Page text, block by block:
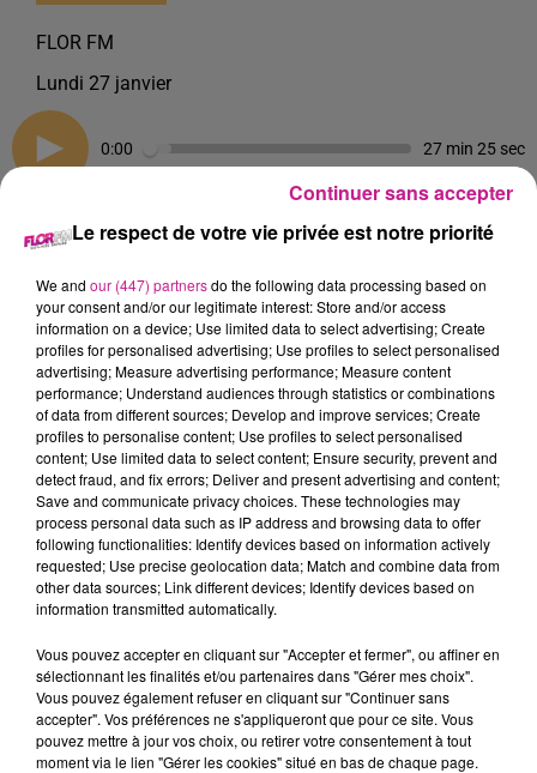
FLOR FM
Lundi 27 janvier
0:00 27 min 25 sec
27 janvier 2025 - 27 min 25 sec
LE 7-10 DU 27 JANVIER
Retrouvez les meilleurs moments du 7-10 Alsace avecM2
Color, votre façadier dans le Haut-Rhin.
TITRES DIFFUSÉS
16h09
16h09 16h06
16h06 16h03
16h03
Le respect de votre vie privée est notre priorité
We and our (447) partnersdo the following data processing based on
your consent and/or our legitimate interest: Store and/or access
information on a device; Use limited data to select advertising; Create
profiles for personalised advertising; Use profiles to select personalised
advertising; Measure advertising performance; Measure content
performance; Understand audiences through statistics or combinations
of data from different sources; Develop and improve services; Create
profiles to personalise content; Use profiles to select personalised
content; Use limited data to select content; Ensure security, prevent and
detect fraud, and fix errors; Deliver and present advertising and content;
Save and communicate privacy choices. These technologies may
process personal data such as IP address and browsing data to offer
following functionalities: Identify devices based on information actively
requested; Use precise geolocation data; Match and combine data from
other data sources; Link different devices; Identify devices based on
information transmitted automatically.
Vous pouvez accepter en cliquant sur "Accepter et fermer", ou affiner en
sélectionnant les finalités et/ou partenaires dans "Gérer mes choix".
Vous pouvez également refuser en cliquant sur "Continuer sans
accepter". Vos préférences ne s'appliqueront que pour ce site. Vous
pouvez mettre à jour vos choix, ou retirer votre consentement à tout
moment via le lien "Gérer les cookies" situé en bas de chaque page.
Continuer sans accepter